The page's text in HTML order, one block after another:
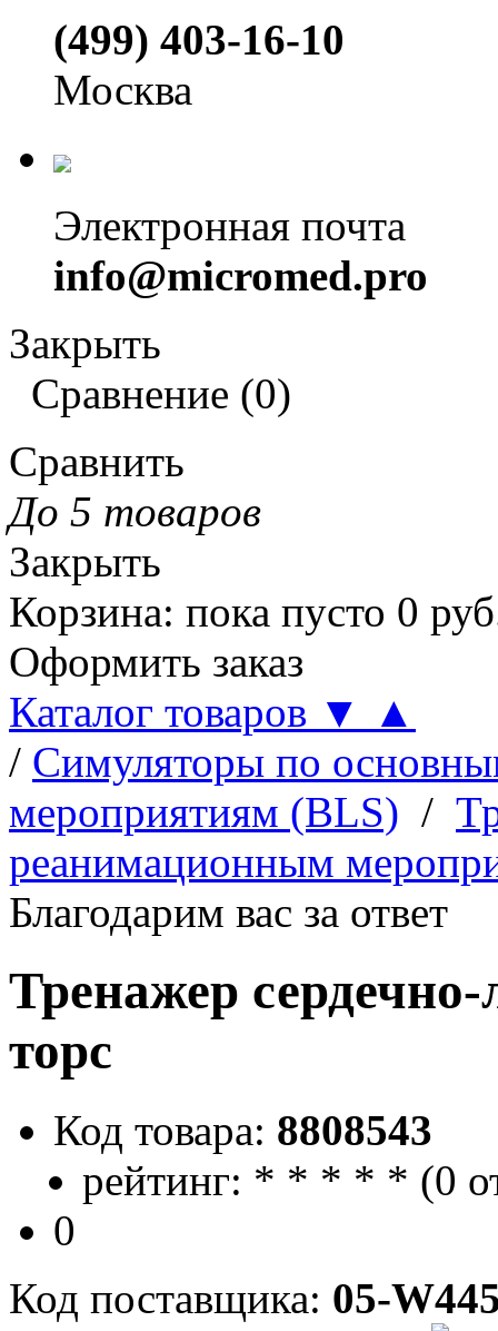
(499) 403-16-10
Москва
Электронная почта
info@micromed.pro
Закрыть
Сравнение (0)
Сравнить
До 5 товаров
Закрыть
Корзина: пока пусто 0
Оформить заказ
Каталог товаров ▼
▲
/ Симуляторы по
мероприятиям (BLS) /
реанимационным
Благодарим вас за ответ
Тренажер
торс
Код товара: 8808543
рейтинг: * * * * * (0
0
Код поставщика: 05-